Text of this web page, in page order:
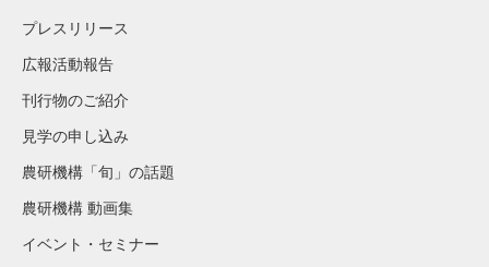
プレスリリース
広報活動報告
刊行物のご紹介
見学の申し込み
農研機構「旬」の話題
農研機構 動画集
イベント・セミナー